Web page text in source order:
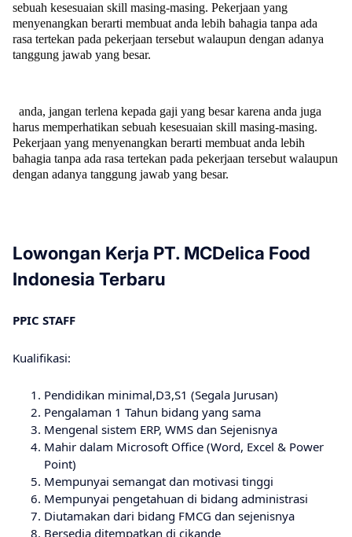
sebuah kesesuaian skill masing-masing. Pekerjaan yang
menyenangkan berarti membuat anda lebih bahagia tanpa ada
rasa tertekan pada pekerjaan tersebut walaupun dengan adanya
tanggung jawab yang besar.
anda, jangan terlena kepada gaji yang besar karena anda juga
harus memperhatikan sebuah kesesuaian skill masing-masing.
Pekerjaan yang menyenangkan berarti membuat anda lebih
bahagia tanpa ada rasa tertekan pada pekerjaan tersebut walaupun
dengan adanya tanggung jawab yang besar.
Lowongan Kerja PT. MCDelica Food
Indоnеѕіа Terbaru
PPIC STAFF
Kualifikasi:
Pendidikan minimal,D3,S1 (Segala Jurusan)
Pengalaman 1 Tahun bidang yang sama
Mengenal sistem ERP, WMS dan Sejenisnya
Mahir dalam Microsoft Office (Word, Excel & Power
Point)
Mempunyai semangat dan motivasi tinggi
Mempunyai pengetahuan di bidang administrasi
Diutamakan dari bidang FMCG dan sejenisnya
Bersedia ditempatkan di cikande